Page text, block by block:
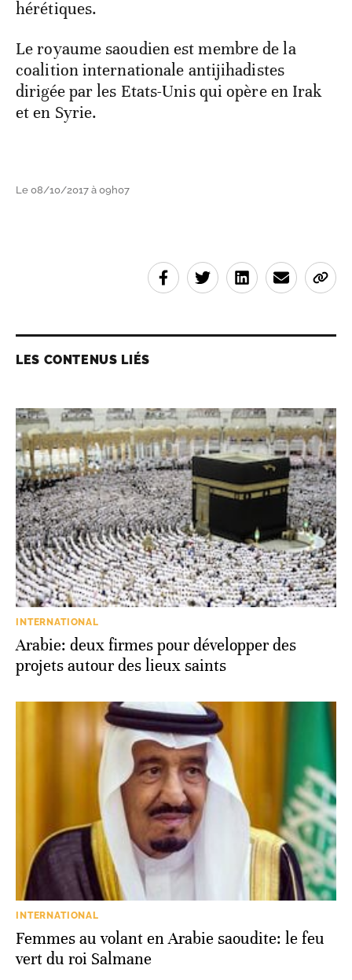
hérétiques.
Le royaume saoudien est membre de la
coalition internationale antijihadistes
dirigée par les Etats-Unis qui opère en Irak
et en Syrie.
Le 08/10/2017 à 09h07
LES CONTENUS LIÉS
INTERNATIONAL
Arabie: deux firmes pour développer des
projets autour des lieux saints
INTERNATIONAL
Femmes au volant en Arabie saoudite: le feu
vert du roi Salmane